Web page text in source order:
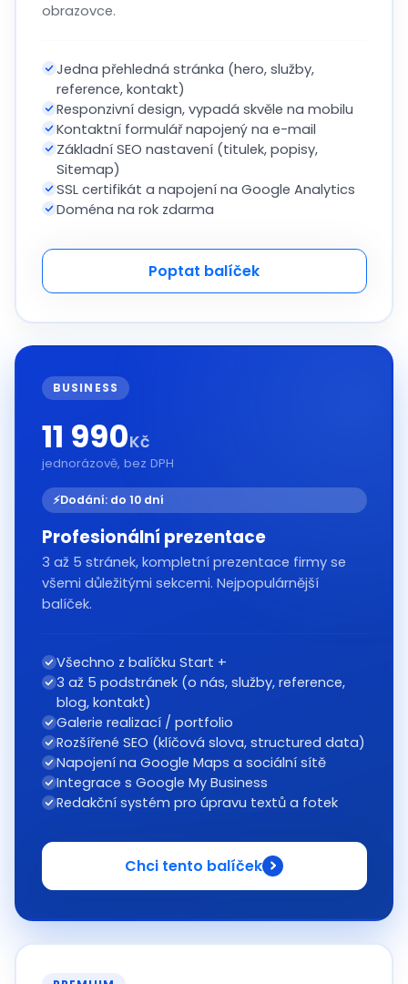
obrazovce.
Jedna přehledná stránka (hero, služby,
reference, kontakt)
Responzivní design, vypadá skvěle na mobilu
Kontaktní formulář napojený na e-mail
Základní SEO nastavení (titulek, popisy,
Sitemap)
SSL certifikát a napojení na Google Analytics
Doména na rok zdarma
Poptat balíček
BUSINESS
11 990Kč
jednorázově, bez DPH
⚡Dodání: do 10 dní
Profesionální prezentace
3 až 5 stránek, kompletní prezentace firmy se
všemi důležitými sekcemi. Nejpopulárnější
balíček.
Všechno z balíčku Start +
3 až 5 podstránek (o nás, služby, reference,
blog, kontakt)
Galerie realizací / portfolio
Rozšířené SEO (klíčová slova, structured data)
Napojení na Google Maps a sociální sítě
Integrace s Google My Business
Redakční systém pro úpravu textů a fotek
Chci tento balíček